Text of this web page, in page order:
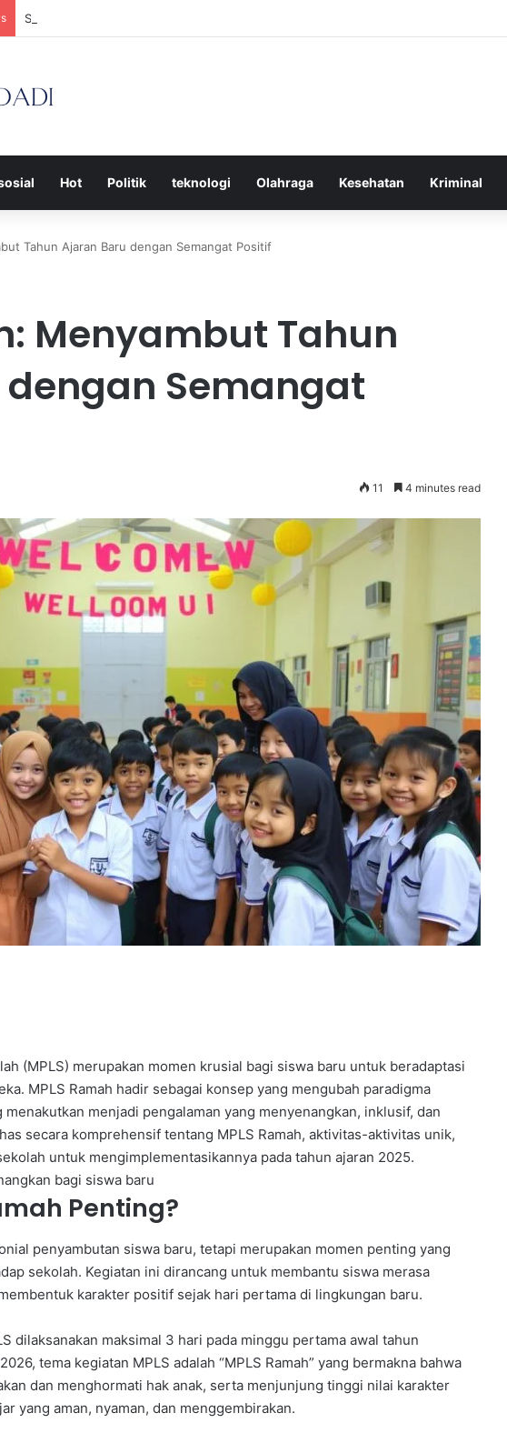
Strategi Efektif Menggunakan Media Sosial untuk Menghemat Waktu Berharga Anda
Hot Politik teknologi Olahraga Kesehatan Kriminal
Tahun Ajaran Baru dengan Semangat Positif
Menyambut Tahun
Semangat
11 4 minutes read
(MPLS) merupakan momen krusial bagi siswa baru untuk beradaptasi
MPLS Ramah hadir sebagai konsep yang mengubah paradigma
menjadi pengalaman yang menyenangkan, inklusif, dan
secara komprehensif tentang MPLS Ramah, aktivitas-aktivitas unik,
untuk mengimplementasikannya pada tahun ajaran 2025.
bagi siswa baru
Penting?
penyambutan siswa baru, tetapi merupakan momen penting yang
sekolah. Kegiatan ini dirancang untuk membantu siswa merasa
karakter positif sejak hari pertama di lingkungan baru.
dilaksanakan maksimal 3 hari pada minggu pertama awal tahun
tema kegiatan MPLS adalah “MPLS Ramah” yang bermakna bahwa
dan menghormati hak anak, serta menjunjung tinggi nilai karakter
yang aman, nyaman, dan menggembirakan.